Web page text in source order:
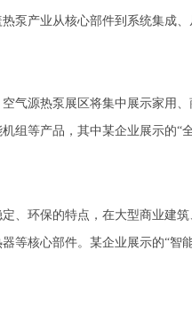
产业从核心部件到系统集成、
源热泵展区将集中展示家用、
组等产品，其中某企业展示的“
环保的特点，在大型商业建筑
等核心部件。某企业展示的“智